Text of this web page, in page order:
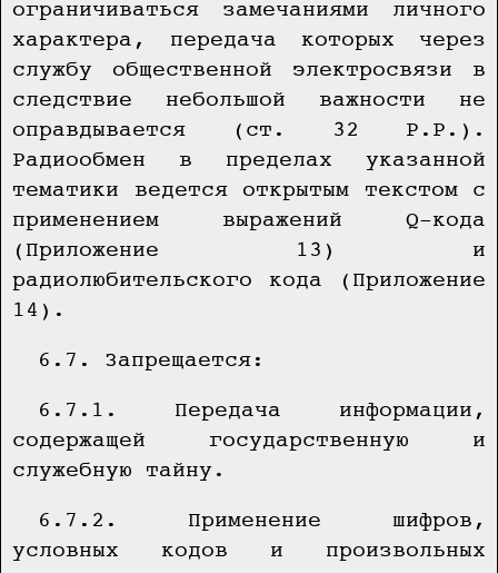
ограничиваться замечаниями личного
характера, передача которых через
службу общественной электросвязи в
следствие небольшой важности не
оправдывается (ст. 32 Р.Р.).
Радиообмен в пределах указанной
тематики ведется открытым текстом с
применением выражений Q-кода
(Приложение 13) и
радиолюбительского кода (Приложение
14).
6.7. Запрещается:
6.7.1. Передача информации,
содержащей государственную и
служебную тайну.
6.7.2. Применение шифров,
условных кодов и произвольных